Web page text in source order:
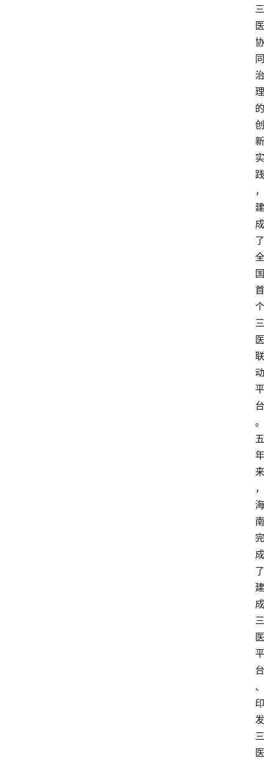
三
医
协
同
治
理
的
创
新
实
践
，
建
成
了
全
国
首
个
三
医
联
动
平
台
。
五
年
来
，
海
南
完
成
了
建
成
三
医
平
台
、
印
发
三
医